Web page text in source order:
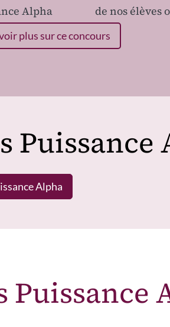
Alpha de nos élèves
plus sur ce concours
Puissance
Alpha
Puissance